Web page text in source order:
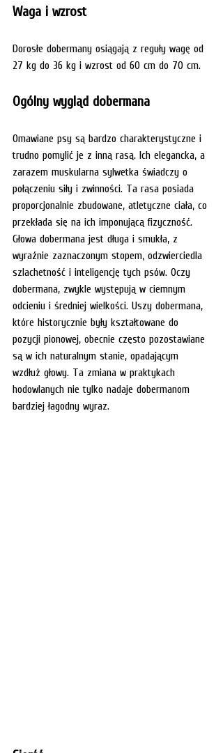
Waga i wzrost
Dorosłe dobermany osiągają z reguły wagę od
27 kg do 36 kg i wzrost od 60 cm do 70 cm.
Ogólny wygląd dobermana
Omawiane psy są bardzo charakterystyczne i
trudno pomylić je z inną rasą. Ich elegancka, a
zarazem muskularna sylwetka świadczy o
połączeniu siły i zwinności. Ta rasa posiada
proporcjonalnie zbudowane, atletyczne ciała, co
przekłada się na ich imponującą fizyczność.
Głowa dobermana jest długa i smukła, z
wyraźnie zaznaczonym stopem, odzwierciedla
szlachetność i inteligencję tych psów. Oczy
dobermana, zwykle występują w ciemnym
odcieniu i średniej wielkości. Uszy dobermana,
które historycznie były kształtowane do
pozycji pionowej, obecnie często pozostawiane
są w ich naturalnym stanie, opadającym
wzdłuż głowy. Ta zmiana w praktykach
hodowlanych nie tylko nadaje dobermanom
bardziej łagodny wyraz.